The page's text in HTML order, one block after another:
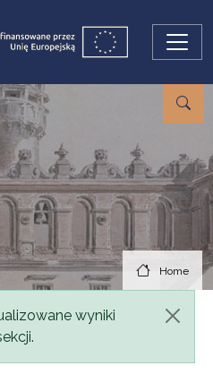
Home
wyniki